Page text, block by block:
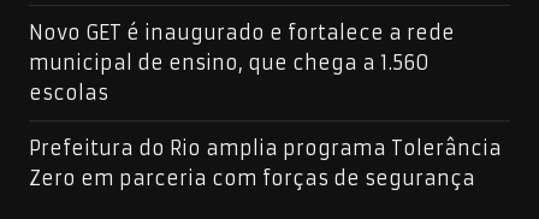
Novo GET é inaugurado e fortalece a rede
municipal de ensino, que chega a 1.560
escolas
Prefeitura do Rio amplia programa Tolerância
Zero em parceria com forças de segurança